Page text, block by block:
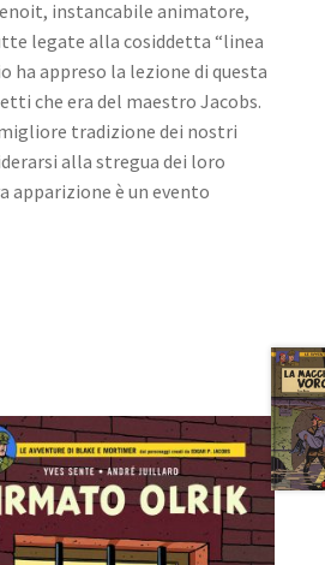
instancabile animatore,
legate alla cosiddetta “linea
ha appreso la lezione di questa
che era del maestro Jacobs.
tradizione dei nostri
alla stregua dei loro
apparizione è un evento